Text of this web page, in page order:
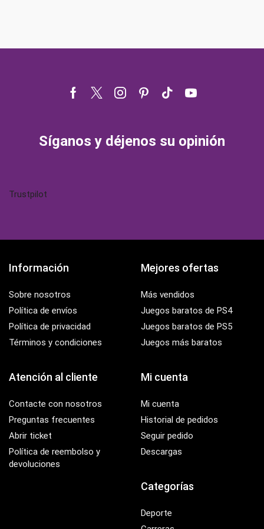
Facebook
TwitterInstagram
Pinterest
Tik- Youtube
Síganos y déjenos su opinión
Trustpilot
Información
Sobre nosotros
Política de envíos
Política de privacidad
Términos y condiciones
Mejores ofertas
Más vendidos
Juegos baratos de PS4
Juegos baratos de PS5
Juegos más baratos
Atención al cliente
Contacte con nosotros
Preguntas frecuentes
Abrir ticket
Política de reembolso y
devoluciones
Mi cuenta
Mi cuenta
Historial de pedidos
Seguir pedido
Descargas
Categorías
Deporte